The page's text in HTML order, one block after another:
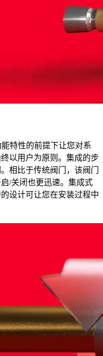
特性的前提下让您对系
以用户为原则。集成的步
相比于传统阀门，该阀门
/关闭也更迅速。集成式
设计可让您在安装过程中